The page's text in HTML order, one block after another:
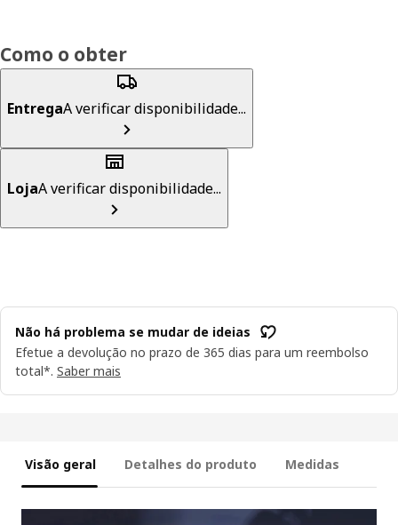
Como o obter
EntregaA verificar disponibilidade...
LojaA verificar disponibilidade...
Não há problema se mudar de ideias
Efetue a devolução no prazo de 365 dias para um reembolso
total*. Saber mais
Visão geral Detalhes do produto Medidas